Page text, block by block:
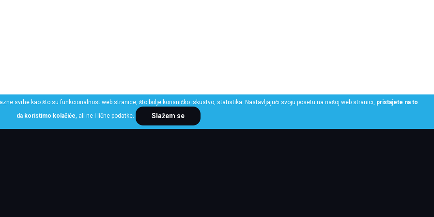
svrhe kao što su funkcionalnost web stranice, što bolje korisničko iskustvo, statistika. Nastavljajući svoju posetu na našoj web stranici, pristajete na to
da koristimo kolačiće , ali ne i lične podatke. Slažem se